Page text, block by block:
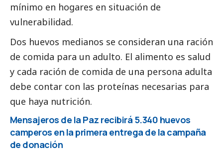
mínimo en hogares en situación de
vulnerabilidad.
Dos huevos medianos se consideran una ración
de comida para un adulto. El alimento es salud
y cada ración de comida de una persona adulta
debe contar con las proteínas necesarias para
que haya nutrición.
Mensajeros de la Paz recibirá 5.340 huevos
camperos en la primera entrega de la campaña
de donación